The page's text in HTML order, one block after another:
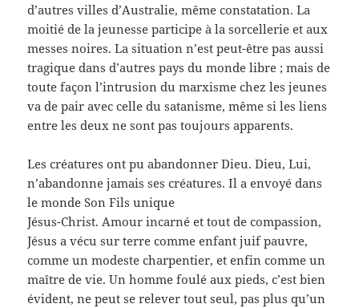
d’autres villes d’Australie, même constatation. La
moitié de la jeunesse participe à la sorcellerie et aux
messes noires. La situation n’est peut-être pas aussi
tragique dans d’autres pays du monde libre ; mais de
toute façon l’intrusion du marxisme chez les jeunes
va de pair avec celle du satanisme, même si les liens
entre les deux ne sont pas toujours apparents.
Les créatures ont pu abandonner Dieu. Dieu, Lui,
n’abandonne jamais ses créatures. Il a envoyé dans
le monde Son Fils unique
Jésus-Christ. Amour incarné et tout de compassion,
Jésus a vécu sur terre comme enfant juif pauvre,
comme un modeste charpentier, et enfin comme un
maître de vie. Un homme foulé aux pieds, c’est bien
évident, ne peut se relever tout seul, pas plus qu’un